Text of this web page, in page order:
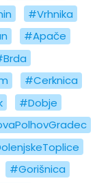
#Vrhnika
#Apače
#Cerknica
#Dobje
#Gorišnica